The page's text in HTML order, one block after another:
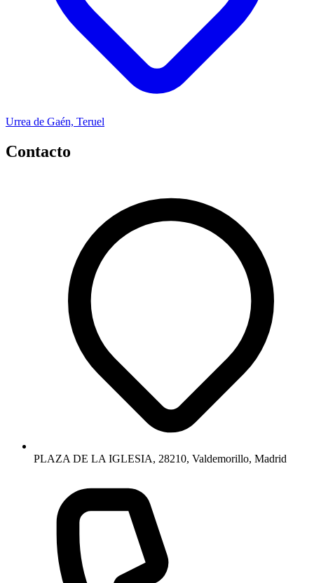
Urrea de Gaén, Teruel
Contacto
PLAZA DE LA IGLESIA, 28210, Valdemorillo, Madrid